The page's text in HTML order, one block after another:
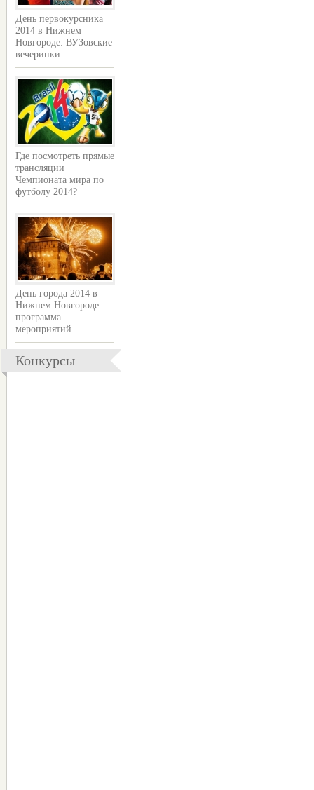
День первокурсника
2014 в Нижнем
Новгороде: ВУЗовские
вечеринки
Где посмотреть прямые
трансляции
Чемпионата мира по
футболу 2014?
День города 2014 в
Нижнем Новгороде:
программа
мероприятий
Конкурсы